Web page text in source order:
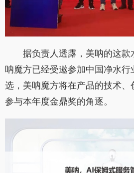
据负责人透露，美呐的这款
呐魔方已经受邀参加中国净水
选，美呐魔方将在产品的技术、
参与本年度金鼎奖的角逐。